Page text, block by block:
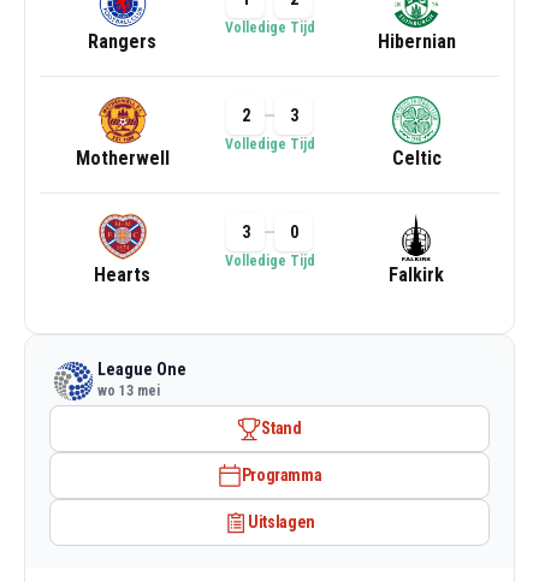
Rangers
Volledige Tijd
Hibernian
Motherwell
2 3
Volledige Tijd
Celtic
Hearts
3 0
Volledige Tijd
Falkirk
League One
wo 13 mei
Stand
Programma
Uitslagen